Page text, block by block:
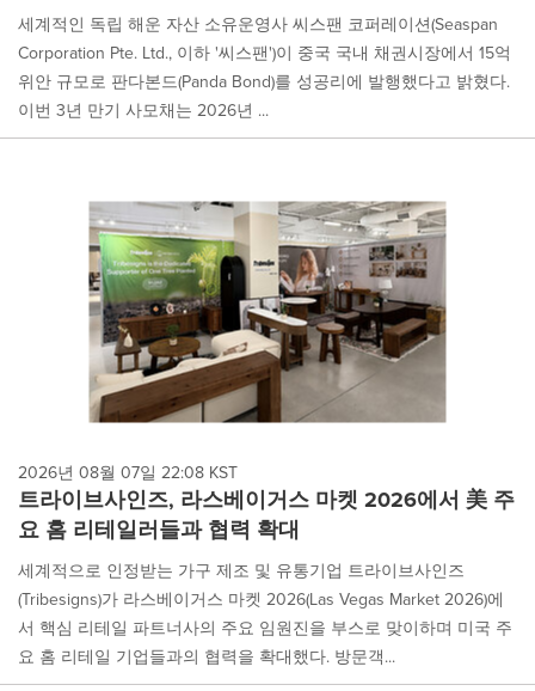
세계적인 독립 해운 자산 소유운영사 씨스팬 코퍼레이션(Seaspan
Corporation Pte. Ltd., 이하 '씨스팬')이 중국 국내 채권시장에서 15억
위안 규모로 판다본드(Panda Bond)를 성공리에 발행했다고 밝혔다.
이번 3년 만기 사모채는 2026년 ...
2026년 08월 07일 22:08 KST
트라이브사인즈, 라스베이거스 마켓 2026에서 美 주
요 홈 리테일러들과 협력 확대
세계적으로 인정받는 가구 제조 및 유통기업 트라이브사인즈
(Tribesigns)가 라스베이거스 마켓 2026(Las Vegas Market 2026)에
서 핵심 리테일 파트너사의 주요 임원진을 부스로 맞이하며 미국 주
요 홈 리테일 기업들과의 협력을 확대했다. 방문객...